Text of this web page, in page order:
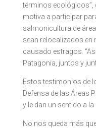
términos ecológicos”,
motiva a participar
salmonicultura de
sean relocalizados en
causado estragos.
Patagonia, juntos y
Estos testimonios de
Defensa de las Áreas
y le dan un sentido a
No nos queda más